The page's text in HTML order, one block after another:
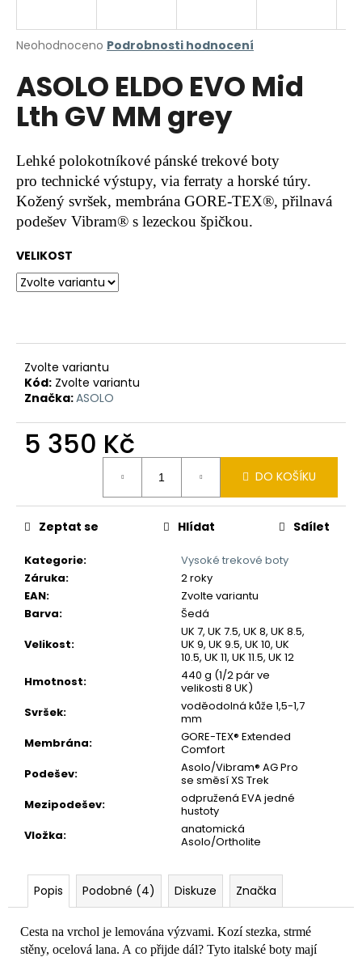
Průměrné
produktu
je
0,0
hvězdiček.
Neohodnoceno Podrobnosti hodnocení
ASOLO ELDO EVO Mid
Lth GV MM grey
Lehké polokotníkové pánské trekové boty
pro technické výstupy, via ferraty a horské túry.
Kožený svršek, membrána GORE-TEX®, přilnavá
podešev Vibram® s lezeckou špičkou.
VELIKOST
Zvolte variantu
Kód: Zvolte variantu
Značka:ASOLO
5 350 Kč
DO KOŠÍKU
Kategorie:
Vysoké trekové boty
Záruka:
2 roky
EAN:
Zvolte variantu
Barva:
Šedá
Velikost:
UK 7, UK 7.5, UK 8, UK 8.5,
UK 9, UK 9.5, UK 10, UK
10.5, UK 11, UK 11.5, UK 12
Hmotnost:
440 g (1/2 pár ve
velikosti 8 UK)
Svršek:
voděodolná kůže 1,5-1,7
mm
Membrána:
GORE-TEX® Extended
Comfort
Podešev:
Asolo/Vibram® AG Pro
se směsí XS Trek
Mezipodešev:
odpružená EVA jedné
hustoty
Vložka:
anatomická
Asolo/Ortholite
Zeptat se Hlídat Sdílet
Popis Podobné (4) Diskuze Značka
Cesta na vrchol je lemována výzvami. Kozí stezka, strmé
stěny, ocelová lana. A co přijde dál? Tyto italské boty mají
j
t
?
HLEDAT
D
o
p
u
č
u
e
m